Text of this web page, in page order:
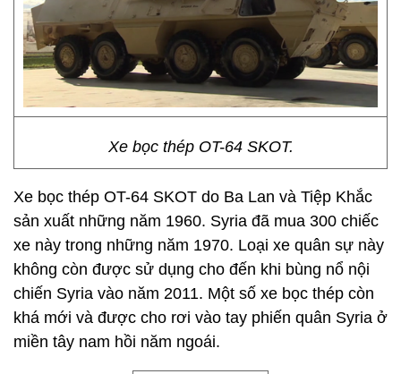
do Phái bộ Giám sát rút quân của Liên Hợp Quốc
(UNDOF) sử dụng nhưng bị rơi vào tay lực lượng
phiến quân Syria khi UNDOF thực hiện giám sát
thỏa thuận ngừng bắn giữa Israel và Syria tại cao
nguyên Golan.